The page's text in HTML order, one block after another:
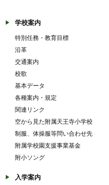
学校案内
特別任務・教育目標
沿革
交通案内
校歌
基本データ
各種案内・規定
関連リンク
空から見た附属天王寺小学校
制服、体操服等問い合わせ先
附属学校園支援事業基金
附小ソング
入学案内